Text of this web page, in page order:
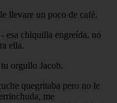
llevare un poco de café.
esa chiquilla engreída, no
ella.
orgullo Jacob.
quegritaba pero no le
me